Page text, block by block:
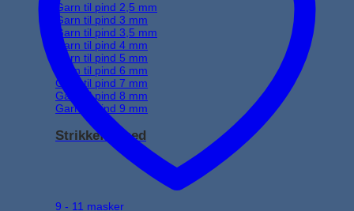
Garn til pind 2,5 mm
Garn til pind 3 mm
Garn til pind 3,5 mm
Garn til pind 4 mm
Garn til pind 5 mm
Garn til pind 6 mm
Garn til pind 7 mm
Garn til pind 8 mm
Garn til pind 9 mm
Strikkefasthed
9 - 11 masker